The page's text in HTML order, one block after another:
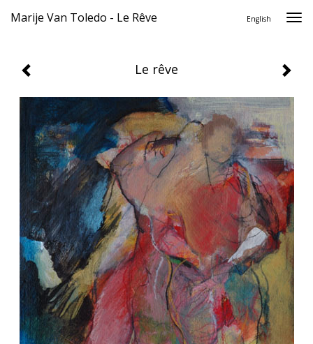
Marije Van Toledo - Le Rêve English
Le rêve